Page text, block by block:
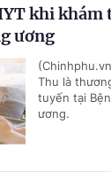
khi khám
ương
Thu là
tuyến tại
ương.